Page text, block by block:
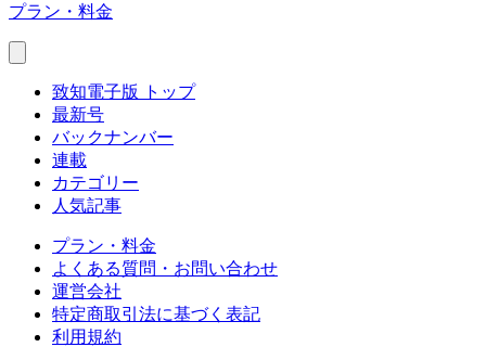
プラン・料金
致知電子版 トップ
最新号
バックナンバー
連載
カテゴリー
人気記事
プラン・料金
よくある質問・お問い合わせ
運営会社
特定商取引法に基づく表記
利用規約